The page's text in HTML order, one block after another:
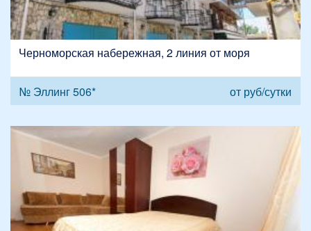
Черноморская набережная, 2 линия от моря
№ Эллинг 506* от руб/сутки